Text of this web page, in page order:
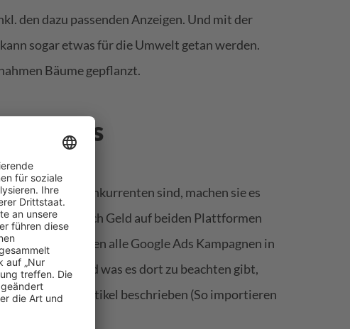
den dazu passenden Anzeigen. Und mit der
sogar etwas für die Umwelt getan werden.
Bäume gepflanzt.
Ads
eigentlich Konkurrenten sind, machen sie es
möglichst einfach Geld auf beiden Plattformen
wenigen Schritten alle Google Ads Kampagnen in
genau geht und was es dort zu beachten gibt,
in seinem Artikel beschrieben (So importieren
ads